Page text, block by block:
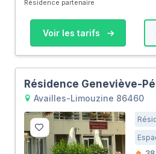
Résidence partenaire
Voir les tarifs
Résidence Geneviève-
Availles-Limouzine 86460